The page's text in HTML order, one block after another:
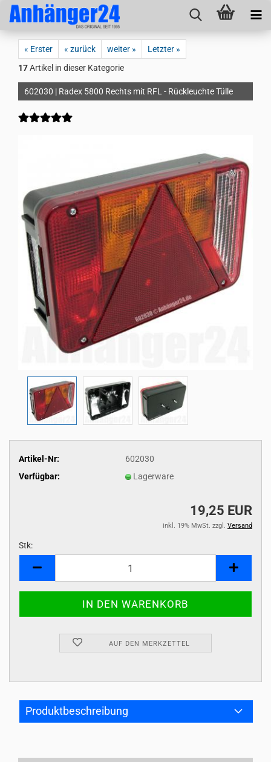
« Erster « zurück weiter »
Letzter »
17Artikel in dieser Kategorie
602030 | Radex 5800 Rechts mit RFL - Rückleuchte Tülle
Artikel-Nr:
602030
Verfügbar:
Lagerware
19,25 EUR
inkl. 19% MwSt. zzgl. Versand
Stk:
AUF DEN MERKZETTEL
Produktbeschreibung